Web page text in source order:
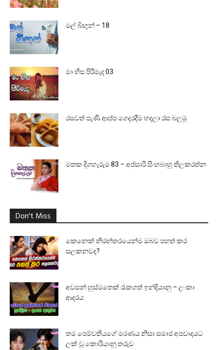
මල් බිඟුන් – 18
මා හිස පිරිමැද 03
රසවත් පැණි ආප්ප ගෙදරදීම හදලා රස බලමු
මතක දිගහැරුම 83 – අප්සාරි සිංහබාහු තිලකරත්න
Don't Miss
කෙනෙක් නිරන්තරයෙන්ම ඔබව පහත් කර
සලකනවද?
අවසන් හුස්මතෙක් රැකගත් ඉන්දියානු – ලංකා
ආදරය
තම පෙම්වතියගේ මරණය නිසා සමාජ අපවාදයට
ලක් වූ කොරියානු තරුව